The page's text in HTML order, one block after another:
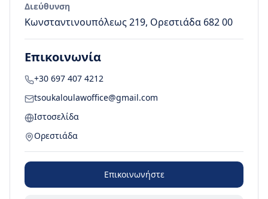
Διεύθυνση
Κωνσταντινουπόλεως 219, Ορεστιάδα 682 00
Επικοινωνία
+30 697 407 4212
tsoukaloulawoffice@gmail.com
Ιστοσελίδα
Ορεστιάδα
Επικοινωνήστε